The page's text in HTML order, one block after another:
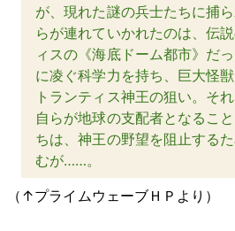
が、現れた謎の兵士たちに捕
らが連れていかれたのは、伝
ィスの《海底ドーム都市》だ
に凌ぐ科学力を持ち、巨大怪
トランティス神王の狙い。そ
自らが地球の支配者となるこ
ちは、神王の野望を阻止する
むが……。
（↑プライムウェーブＨＰより）